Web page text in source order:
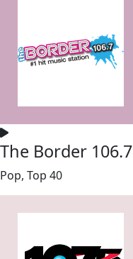
The Border 106.7
Pop, Top 40